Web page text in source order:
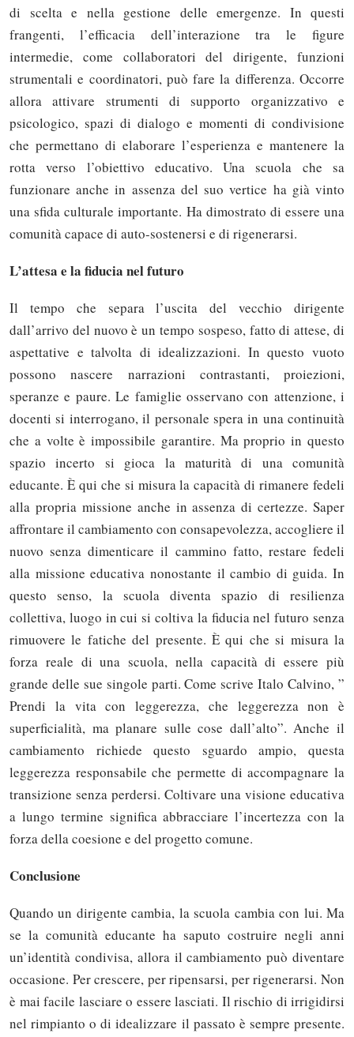
di scelta e nella gestione delle emergenze. In questi
frangenti, l’efficacia dell’interazione tra le figure
intermedie, come collaboratori del dirigente, funzioni
strumentali e coordinatori, può fare la differenza. Occorre
allora attivare strumenti di supporto organizzativo e
psicologico, spazi di dialogo e momenti di condivisione
che permettano di elaborare l’esperienza e mantenere la
rotta verso l’obiettivo educativo. Una scuola che sa
funzionare anche in assenza del suo vertice ha già vinto
una sfida culturale importante. Ha dimostrato di essere una
comunità capace di auto-sostenersi e di rigenerarsi.
L’attesa e la fiducia nel futuro
Il tempo che separa l’uscita del vecchio dirigente
dall’arrivo del nuovo è un tempo sospeso, fatto di attese, di
aspettative e talvolta di idealizzazioni. In questo vuoto
possono nascere narrazioni contrastanti, proiezioni,
speranze e paure. Le famiglie osservano con attenzione, i
docenti si interrogano, il personale spera in una continuità
che a volte è impossibile garantire. Ma proprio in questo
spazio incerto si gioca la maturità di una comunità
educante. È qui che si misura la capacità di rimanere fedeli
alla propria missione anche in assenza di certezze. Saper
affrontare il cambiamento con consapevolezza, accogliere il
nuovo senza dimenticare il cammino fatto, restare fedeli
alla missione educativa nonostante il cambio di guida. In
questo senso, la scuola diventa spazio di resilienza
collettiva, luogo in cui si coltiva la fiducia nel futuro senza
rimuovere le fatiche del presente. È qui che si misura la
forza reale di una scuola, nella capacità di essere più
grande delle sue singole parti. Come scrive Italo Calvino, ”
Prendi la vita con leggerezza, che leggerezza non è
superficialità, ma planare sulle cose dall’alto”. Anche il
cambiamento richiede questo sguardo ampio, questa
leggerezza responsabile che permette di accompagnare la
transizione senza perdersi. Coltivare una visione educativa
a lungo termine significa abbracciare l’incertezza con la
forza della coesione e del progetto comune.
Conclusione
Quando un dirigente cambia, la scuola cambia con lui. Ma
se la comunità educante ha saputo costruire negli anni
un’identità condivisa, allora il cambiamento può diventare
occasione. Per crescere, per ripensarsi, per rigenerarsi. Non
è mai facile lasciare o essere lasciati. Il rischio di irrigidirsi
nel rimpianto o di idealizzare il passato è sempre presente.